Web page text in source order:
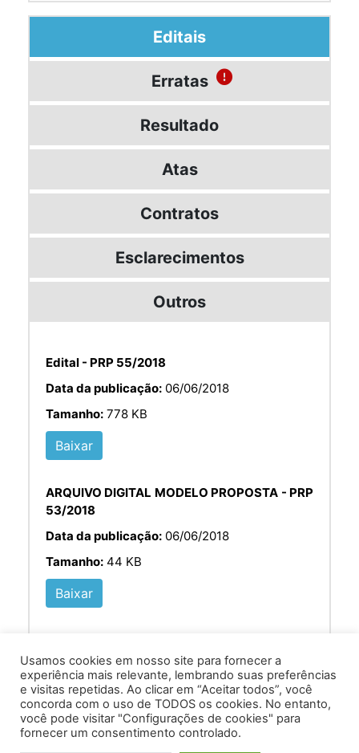
Editais
Erratas
Resultado
Atas
Contratos
Esclarecimentos
Outros
Edital - PRP 55/2018
Data da publicação: 06/06/2018
Tamanho: 778 KB
Baixar
ARQUIVO DIGITAL MODELO PROPOSTA - PRP
53/2018
Data da publicação: 06/06/2018
Tamanho: 44 KB
Baixar
Av. Prof. Armando Alves da Silva, nº 1950 - Zacarias,
Caratinga - MG - 35302-403 / Tel: (33) 3329 8000
Usamos cookies em nosso site para fornecer a
experiência mais relevante, lembrando suas preferências
e visitas repetidas. Ao clicar em “Aceitar todos”, você
concorda com o uso de TODOS os cookies. No entanto,
você pode visitar "Configurações de cookies" para
fornecer um consentimento controlado.